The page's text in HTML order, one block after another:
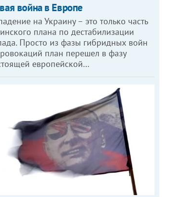
война в Европе
на Украину – это только часть
плана по дестабилизации
Просто из фазы гибридных войн
план перешел в фазу
европейской…